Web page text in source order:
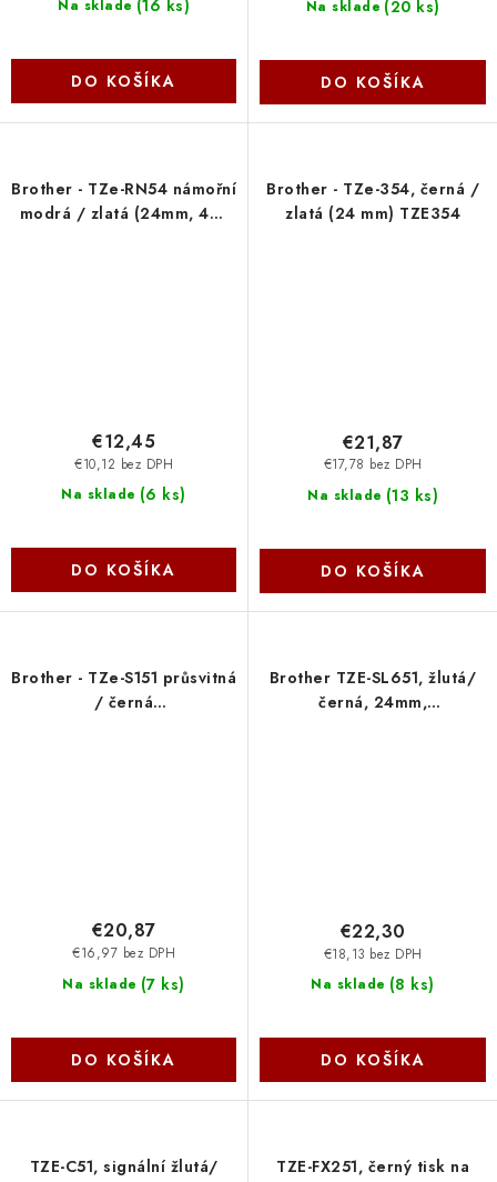
Na sklade (16 ks)
DO KOŠÍKA
Na sklade (20 ks)
DO KOŠÍKA
Brother - TZe-RN54 námořní
modrá / zlatá (24mm, 4m,
Na sklade (6 ks)
€10,12 bez DPH
€12,45
DO KOŠÍKA
Brother - TZe-354, černá /
zlatá (24 mm) TZE354
Na sklade (13 ks)
€17,78 bez DPH
€21,87
DO KOŠÍKA
Brother - TZe-S151 průsvitná
/ černá
Na sklade (7 ks)
€16,97 bez DPH
€20,87
DO KOŠÍKA
Brother TZE-SL651, žlutá/
černá, 24mm,
Na sklade (8 ks)
€18,13 bez DPH
€22,30
DO KOŠÍKA
TZE-C51, signální žlutá/
TZE-FX251, černý tisk na